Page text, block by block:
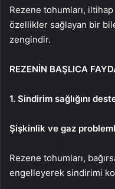
Rezene tohumları,
özellikler sağlayan bir
zengindir.
REZENİN BAŞLICA
1. Sindirim sağlığını
Şişkinlik ve gaz
Rezene tohumları,
engelleyerek sindirimi